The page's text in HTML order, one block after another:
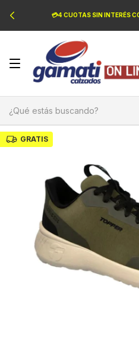
💳4 CUOTAS SIN INTERÉS
GRATIS